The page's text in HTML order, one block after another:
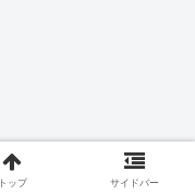
トップ サイドバー